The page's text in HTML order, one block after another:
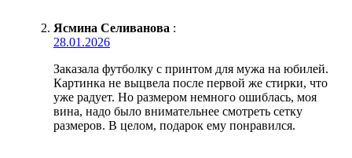
Ясмина Селиванова :
28.01.2026
Заказала футболку с принтом для мужа на юбилей.
Картинка не выцвела после первой же стирки, что
уже радует. Но размером немного ошиблась, моя
вина, надо было внимательнее смотреть сетку
размеров. В целом, подарок ему понравился.